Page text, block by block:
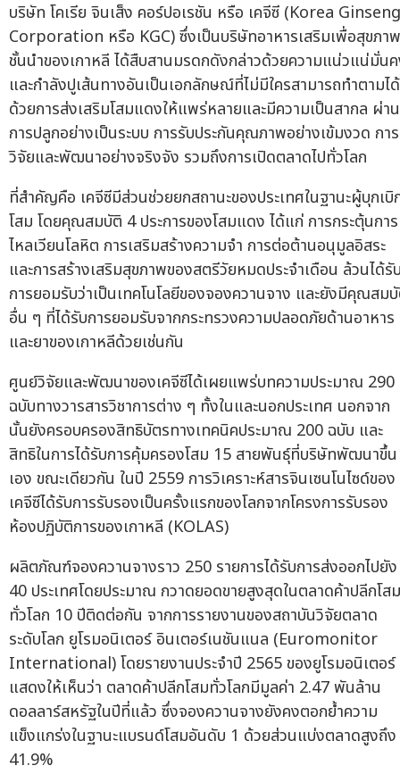
บริษัท โคเรีย จินเส็ง คอร์ปอเรชัน หรือ เคจีซี (Korea Ginseng
Corporation หรือ KGC) ซึ่งเป็นบริษัทอาหารเสริมเพื่อสุขภาพ
ชั้นนำของเกาหลี ได้สืบสานมรดกดังกล่าวด้วยความแน่วแน่มั่น
และกำลังปูเส้นทางอันเป็นเอกลักษณ์ที่ไม่มีใครสามารถทำตามได้
ด้วยการส่งเสริมโสมแดงให้แพร่หลายและมีความเป็นสากล ผ่าน
การปลูกอย่างเป็นระบบ การรับประกันคุณภาพอย่างเข้มงวด การ
วิจัยและพัฒนาอย่างจริงจัง รวมถึงการเปิดตลาดไปทั่วโลก
ที่สำคัญคือ เคจีซีมีส่วนช่วยยกสถานะของประเทศในฐานะผู้บุกเบิ
โสม โดยคุณสมบัติ 4 ประการของโสมแดง ได้แก่ การกระตุ้นการ
ไหลเวียนโลหิต การเสริมสร้างความจำ การต่อต้านอนุมูลอิสระ
และการสร้างเสริมสุขภาพของสตรีวัยหมดประจำเดือน ล้วนได้รั
การยอมรับว่าเป็นเทคโนโลยีของจองควานจาง และยังมีคุณสม
อื่น ๆ ที่ได้รับการยอมรับจากกระทรวงความปลอดภัยด้านอาหาร
และยาของเกาหลีด้วยเช่นกัน
ศูนย์วิจัยและพัฒนาของเคจีซีได้เผยแพร่บทความประมาณ 290
ฉบับทางวารสารวิชาการต่าง ๆ ทั้งในและนอกประเทศ นอกจาก
นั้นยังครอบครองสิทธิบัตรทางเทคนิคประมาณ 200 ฉบับ และ
สิทธิในการได้รับการคุ้มครองโสม 15 สายพันธุ์ที่บริษัทพัฒนาขึ้น
เอง ขณะเดียวกัน ในปี 2559 การวิเคราะห์สารจินเซนโนไซด์ของ
เคจีซีได้รับการรับรองเป็นครั้งแรกของโลกจากโครงการรับรอง
ห้องปฏิบัติการของเกาหลี (KOLAS)
ผลิตภัณฑ์จองควานจางราว 250 รายการได้รับการส่งออกไปยัง
40 ประเทศโดยประมาณ กวาดยอดขายสูงสุดในตลาดค้าปลีกโสม
ทั่วโลก 10 ปีติดต่อกัน จากการรายงานของสถาบันวิจัยตลาด
ระดับโลก ยูโรมอนิเตอร์ อินเตอร์เนชันแนล (Euromonitor
International) โดยรายงานประจำปี 2565 ของยูโรมอนิเตอร์
แสดงให้เห็นว่า ตลาดค้าปลีกโสมทั่วโลกมีมูลค่า 2.47 พันล้าน
ดอลลาร์สหรัฐในปีที่แล้ว ซึ่งจองควานจางยังคงตอกย้ำความ
แข็งแกร่งในฐานะแบรนด์โสมอันดับ 1 ด้วยส่วนแบ่งตลาดสูงถึง
41.9%